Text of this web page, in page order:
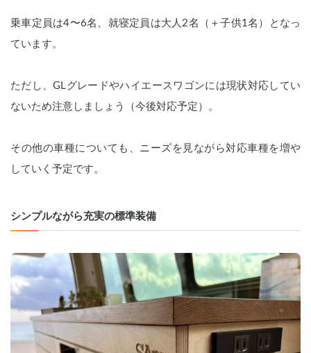
乗車定員は4〜6名、就寝定員は大人2名（＋子供1名）となっ
ています。
ただし、GLグレードやハイエースワゴンには現状対応してい
ないため注意しましょう（今後対応予定）。
その他の車種についても、ニーズを見ながら対応車種を増や
していく予定です。
シンプルながら充実の標準装備